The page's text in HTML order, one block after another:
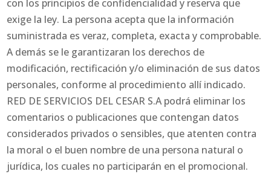
con los principios de confidencialidad y reserva que
exige la ley. La persona acepta que la información
suministrada es veraz, completa, exacta y comprobable.
A demás se le garantizaran los derechos de
modificación, rectificación y/o eliminación de sus datos
personales, conforme al procedimiento allí indicado.
RED DE SERVICIOS DEL CESAR S.A podrá eliminar los
comentarios o publicaciones que contengan datos
considerados privados o sensibles, que atenten contra
la moral o el buen nombre de una persona natural o
jurídica, los cuales no participarán en el promocional.